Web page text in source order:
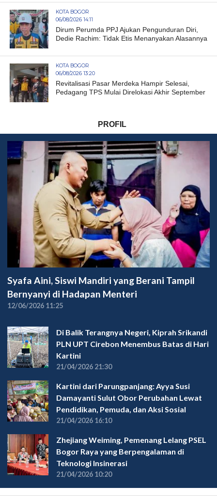
KOTA BOGOR
06/08/2026 14:11
Dirum Perumda PPJ Ajukan Pengunduran Diri,
Dedie Rachim: Tidak Etis Menanyakan Alasannya
KOTA BOGOR
06/08/2026 13:20
Revitalisasi Pasar Merdeka Hampir Selesai,
Pedagang TPS Mulai Direlokasi Akhir September
PROFIL
Syafa Aini, Siswi Mandiri yang Berani Tampil
Bernyanyi di Hadapan Menteri
12/06/2026 11:25
Di Balik Terangnya Negeri, Kiprah Srikandi
PLN UPT Cirebon Menembus Batas di Hari
Kartini
21/04/2026 21:30
Kartini dari Parungpanjang: Ayya Susi
Damayanti Sulut Obor Perubahan Lewat
Pendidikan, Pemuda, dan Aksi Sosial
21/04/2026 16:10
Zhejiang Weiming, Pemenang Lelang PSEL
Bogor Raya yang Berpengalaman di
Teknologi Insinerasi
21/04/2026 10:20